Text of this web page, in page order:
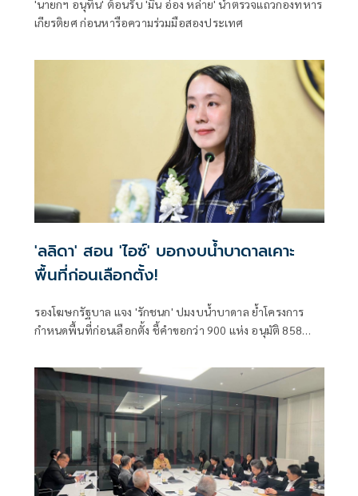
'นายกฯ อนุทิน' ต้อนรับ 'มิน อ่อง หล่าย' นำตรวจแถวกองทหาร
เกียรติยศ ก่อนหารือความร่วมมือสองประเทศ
'ลลิดา' สอน 'ไอซ์' บอกงบน้ำบาดาลเคาะ
พื้นที่ก่อนเลือกตั้ง!
รองโฆษกรัฐบาล แจง 'รักชนก' ปมงบน้ำบาดาล ย้ำโครงการ
กำหนดพื้นที่ก่อนเลือกตั้ง ชี้คำขอกว่า 900 แห่ง อนุมัติ 858